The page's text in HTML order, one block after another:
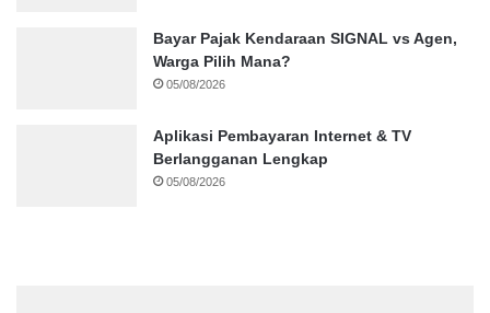
Bayar Pajak Kendaraan SIGNAL vs Agen,
Warga Pilih Mana?
05/08/2026
Aplikasi Pembayaran Internet & TV
Berlangganan Lengkap
05/08/2026